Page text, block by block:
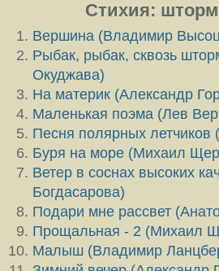
Стихия:
Вершина (Владимир
Рыбак, рыбак, сквозь
Окуджава)
На материк (Александр
Маленькая поэма (Лев
Песня полярных летчиков
Буря на море (Михаил
Ветер в соснах высоких
Богдасарова)
Подари мне рассвет
Прощальная - 2 (Михаил
Малыш (Владимир